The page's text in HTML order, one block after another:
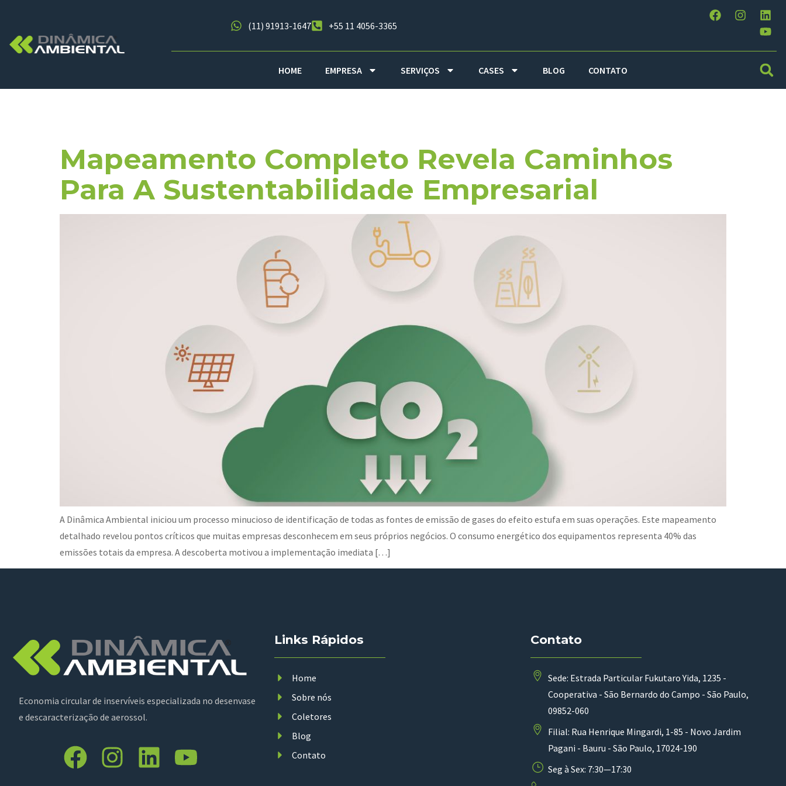
(11) 91913-1647 +55 11 4056-3365
HOME EMPRESA SERVIÇOS CASES BLOG CONTATO
Mapeamento Completo Revela Caminhos
Para A Sustentabilidade Empresarial
A Dinâmica Ambiental iniciou um processo minucioso de identificação de todas as fontes de emissão de gases do efeito estufa em suas operações. Este mapeamento
detalhado revelou pontos críticos que muitas empresas desconhecem em seus próprios negócios. O consumo energético dos equipamentos representa 40% das
emissões totais da empresa. A descoberta motivou a implementação imediata […]
Economia circular de inservíveis especializada no desenvase
e descaracterização de aerossol.
Links Rápidos
Home
Sobre nós
Coletores
Blog
Contato
Contato
Sede: Estrada Particular Fukutaro Yida, 1235 -
Cooperativa - São Bernardo do Campo - São Paulo,
09852-060
Filial: Rua Henrique Mingardi, 1-85 - Novo Jardim
Pagani - Bauru - São Paulo, 17024-190
Seg à Sex: 7:30—17:30